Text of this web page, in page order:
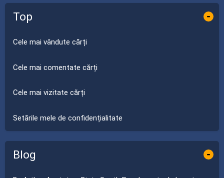
Top -
Cele mai vândute cărți
Cele mai comentate cărți
Cele mai vizitate cărți
Setările mele de confidențialitate
Blog -